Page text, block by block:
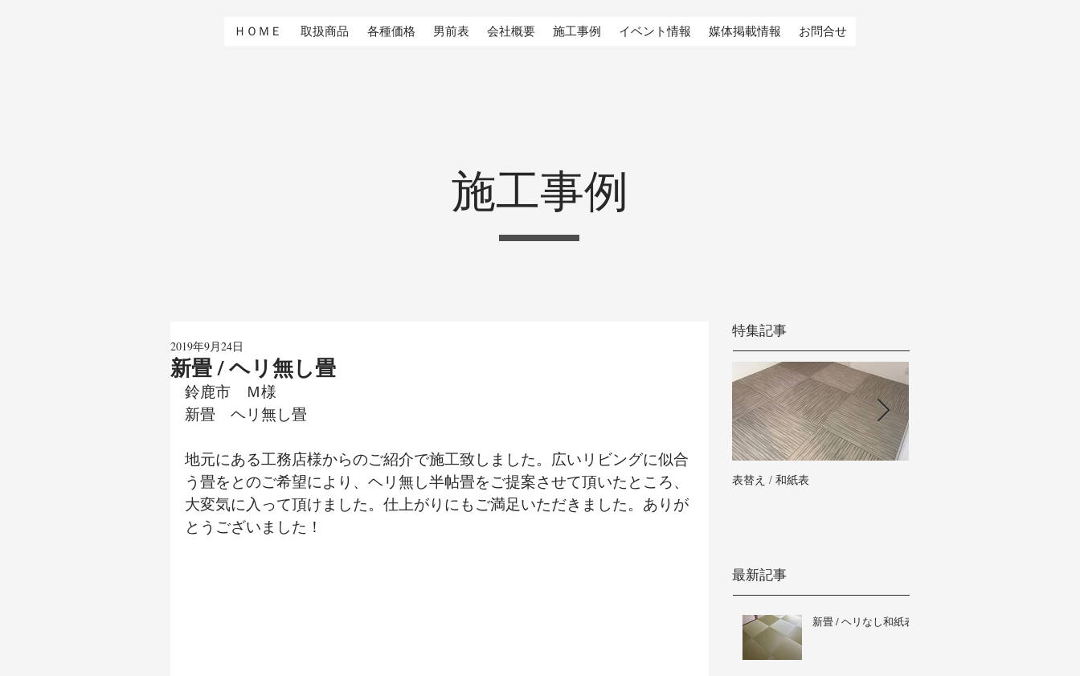
ＨＯＭＥ 取扱商品 各種価格 男前表 会社概要 施工事例 イベント情報 媒体掲載情報 お問合せ
施工事例
新畳 / ヘリ無し畳
2019年9月24日
鈴鹿市　Ｍ様
新畳　ヘリ無し畳
地元にある工務店様からのご紹介で施工致しました。広いリビングに似合
う畳をとのご希望により、ヘリ無し半帖畳をご提案させて頂いたところ、
大変気に入って頂けました。仕上がりにもご満足いただきました。ありが
とうございました！
特集記事
表替え / 和紙表
最新記事
新畳 / ヘリなし和紙表